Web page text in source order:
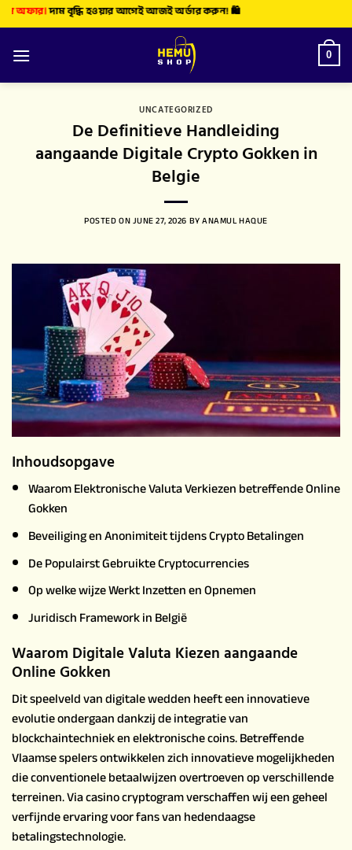
দাম বৃদ্ধি হওয়ার আগেই আজই অর্ডার করুন! 🛍️
0
UNCATEGORIZED
De Definitieve Handleiding
aangaande Digitale Crypto Gokken in
Belgie
POSTED ONJUNE 27, 2026BYANAMUL HAQUE
Inhoudsopgave
Waarom Elektronische Valuta Verkiezen betreffende Online
Gokken
Beveiliging en Anonimiteit tijdens Crypto Betalingen
De Populairst Gebruikte Cryptocurrencies
Op welke wijze Werkt Inzetten en Opnemen
Juridisch Framework in België
Waarom Digitale Valuta Kiezen aangaande
Online Gokken
Dit speelveld van digitale wedden heeft een innovatieve
evolutie ondergaan dankzij de integratie van
blockchaintechniek en elektronische coins. Betreffende
Vlaamse spelers ontwikkelen zich innovatieve mogelijkheden
die conventionele betaalwijzen overtroeven op verschillende
terreinen. Viacasino cryptogramverschaffen wij een geheel
verfijnde ervaring voor fans van hedendaagse
betalingstechnologie.